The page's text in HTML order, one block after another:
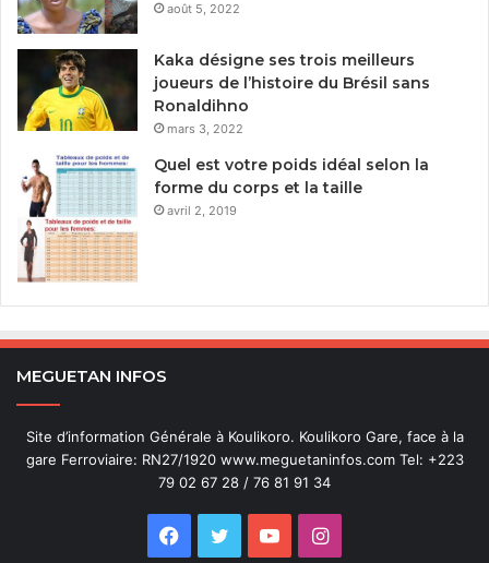
août 5, 2022
Kaka désigne ses trois meilleurs
joueurs de l’histoire du Brésil sans
Ronaldihno
mars 3, 2022
Quel est votre poids idéal selon la
forme du corps et la taille
avril 2, 2019
MEGUETAN INFOS
Site d’information Générale à Koulikoro. Koulikoro Gare, face à la
gare Ferroviaire: RN27/1920 www.meguetaninfos.com Tel: +223
79 02 67 28 / 76 81 91 34
Facebook
Twitter YouTubeInstagram